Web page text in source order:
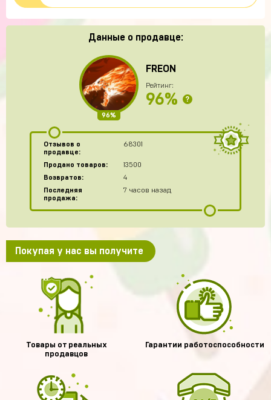
Данные о продавце:
96%
FREON
Рейтинг:
96% ?
Отзывов о
продавце:
68301
Продано товаров:
13500
Возвратов:
4
Последняя
продажа:
7 часов назад
Покупая у нас вы получите
Товары от реальных
продавцов
Гарантии работоспособности